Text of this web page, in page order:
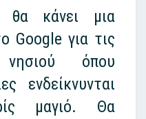
θα κάνει μια
Google για τις
όπου
ενδείκνυνται
μαγιό. Θα